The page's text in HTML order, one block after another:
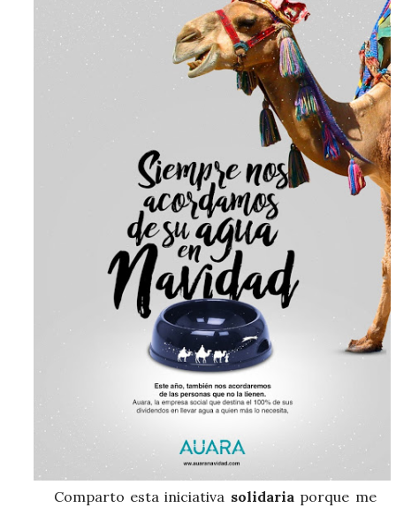
Comparto esta iniciativa solidariaporque me